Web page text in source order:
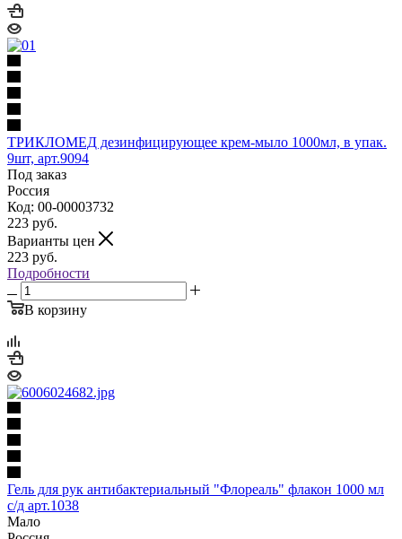
ТРИКЛОМЕД дезинфицирующее крем-мыло 1000мл, в упак.
9шт, арт.9094
Под заказ
Россия
Код: 00-00003732
223 руб.
Варианты цен
223 руб.
Подробности
В корзину
Гель для рук антибактериальный "Флореаль" флакон 1000 мл
с/д арт.1038
Мало